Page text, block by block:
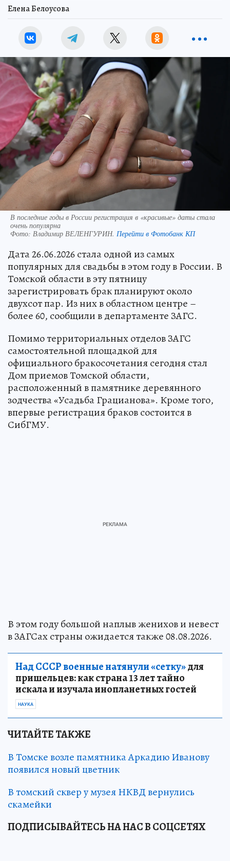
Елена Белоусова
В последние годы в России регистрация в «красивые» даты стала
очень популярна
Фото: Владимир ВЕЛЕНГУРИН. Перейти в Фотобанк КП
Дата 26.06.2026 стала одной из самых
популярных для свадьбы в этом году в России. В
Томской области в эту пятницу
зарегистрировать брак планируют около
двухсот пар. Из них в областном центре –
более 60, сообщили в департаменте ЗАГС.
Помимо территориальных отделов ЗАГС
самостоятельной площадкой для
официального бракосочетания сегодня стал
Дом приемов Томской области,
расположенный в памятнике деревянного
зодчества «Усадьба Грацианова». Кроме того,
впервые регистрация браков состоится в
СибГМУ.
В этом году большой наплыв женихов и невест
в ЗАГСах страны ожидается также 08.08.2026.
Над СССР военные натянули «сетку»для
пришельцев: как страна 13 лет тайно
искала и изучала инопланетных гостей
НАУКА
ЧИТАЙТЕ ТАКЖЕ
В Томске возле памятника Аркадию Иванову
появился новый цветник
В томский сквер у музея НКВД вернулись
скамейки
ПОДПИСЫВАЙТЕСЬ НА НАС В СОЦСЕТЯХ